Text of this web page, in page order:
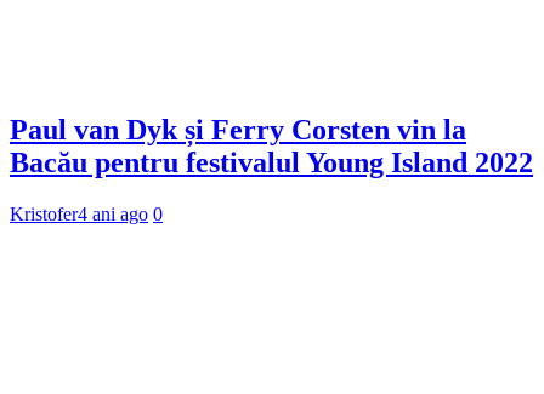
Paul van Dyk și Ferry Corsten vin la
Bacău pentru festivalul Young Island 2022
Kristofer4 ani ago 0